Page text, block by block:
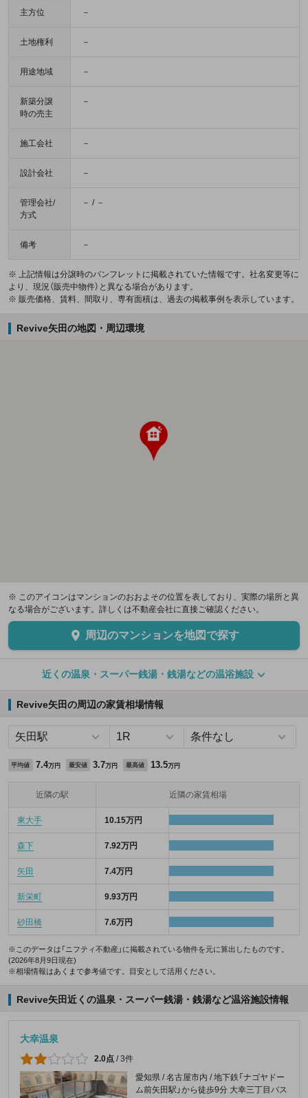
主方位 －
土地権利 －
用途地域 －
新築分譲
時の売主
－
施工会社 －
設計会社 －
管理会社/
方式
－ / －
備考 －
※ 上記情報は分譲時のパンフレットに掲載されていた情報です。社名変更等に
より、現況（販売中物件）と異なる場合があります。
※ 販売価格、賃料、間取り、専有面積は、過去の掲載事例を表示しています。
Revive矢田の地図・周辺環境
※ このアイコンはマンションのおおよその位置を表しており、実際の場所と異
なる場合がございます。詳しくは不動産会社に直接ご確認ください。
周辺のマンションを地図で探す
近くの温泉・スーパー銭湯・銭湯などの温浴施設
Revive矢田の周辺の家賃相場情報
平均値 7.4万円 最安値 3.7万円 最高値 13.5万円
近隣の駅 近隣の家賃相場
東大手 10.15万円
森下 7.92万円
矢田 7.4万円
新栄町 9.93万円
砂田橋 7.6万円
※このデータは「ニフティ不動産」に掲載されている物件を元に算出したものです。
(2026年8月9日現在)
※相場情報はあくまで参考値です。目安として活用ください。
Revive矢田近くの温泉・スーパー銭湯・銭湯など温浴施設情報
大幸温泉
2.0点 /3件
愛知県 / 名古屋市内 / 地下鉄「ナゴヤドー
ム前矢田駅」から徒歩9分 大幸三丁目バス